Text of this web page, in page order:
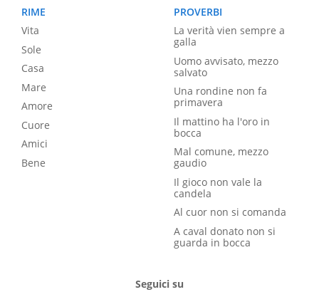
RIME
Vita
Sole
Casa
Mare
Amore
Cuore
Amici
Bene
PROVERBI
La verità vien sempre a
galla
Uomo avvisato, mezzo
salvato
Una rondine non fa
primavera
Il mattino ha l'oro in
bocca
Mal comune, mezzo
gaudio
Il gioco non vale la
candela
Al cuor non si comanda
A caval donato non si
guarda in bocca
Seguici su